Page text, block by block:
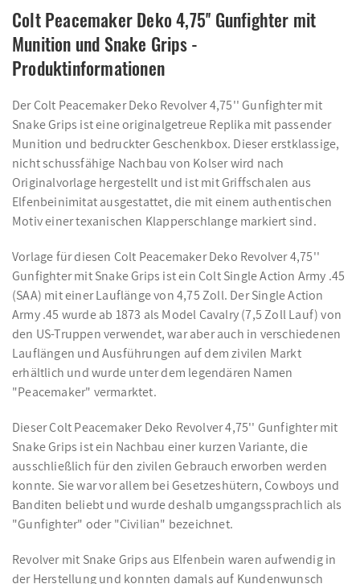
Colt Peacemaker Deko 4,75'' Gunfighter mit
Munition und Snake Grips -
Produktinformationen
Der Colt Peacemaker Deko Revolver 4,75'' Gunfighter mit
Snake Grips ist eine originalgetreue Replika mit passender
Munition und bedruckter Geschenkbox. Dieser erstklassige,
nicht schussfähige Nachbau von Kolser wird nach
Originalvorlage hergestellt und ist mit Griffschalen aus
Elfenbeinimitat ausgestattet, die mit einem authentischen
Motiv einer texanischen Klapperschlange markiert sind.
Vorlage für diesen Colt Peacemaker Deko Revolver 4,75''
Gunfighter mit Snake Grips ist ein Colt Single Action Army .45
(SAA) mit einer Lauflänge von 4,75 Zoll. Der Single Action
Army .45 wurde ab 1873 als Model Cavalry (7,5 Zoll Lauf) von
den US-Truppen verwendet, war aber auch in verschiedenen
Lauflängen und Ausführungen auf dem zivilen Markt
erhältlich und wurde unter dem legendären Namen
"Peacemaker" vermarktet.
Dieser Colt Peacemaker Deko Revolver 4,75'' Gunfighter mit
Snake Grips ist ein Nachbau einer kurzen Variante, die
ausschließlich für den zivilen Gebrauch erworben werden
konnte. Sie war vor allem bei Gesetzeshütern, Cowboys und
Banditen beliebt und wurde deshalb umgangssprachlich als
"Gunfighter" oder "Civilian" bezeichnet.
Revolver mit Snake Grips aus Elfenbein waren aufwendig in
der Herstellung und konnten damals auf Kundenwunsch